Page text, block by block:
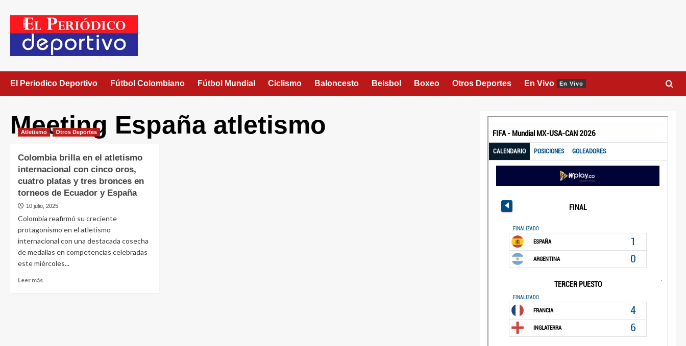
El Periodico Deportivo Fútbol Colombiano Fútbol Mundial Ciclismo Baloncesto Beisbol Boxeo Otros Deportes En Vivo En Vivo
Meeting España atletismo
Atletismo Otros Deportes
Colombia brilla en el atletismo
internacional con cinco oros,
cuatro platas y tres bronces en
torneos de Ecuador y España
10 julio, 2025
Colombia reafirmó su creciente
protagonismo en el atletismo
internacional con una destacada cosecha
de medallas en competencias celebradas
este miércoles...
Leer más